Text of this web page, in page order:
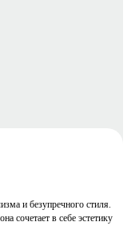
и безупречного стиля.
сочетает в себе эстетику